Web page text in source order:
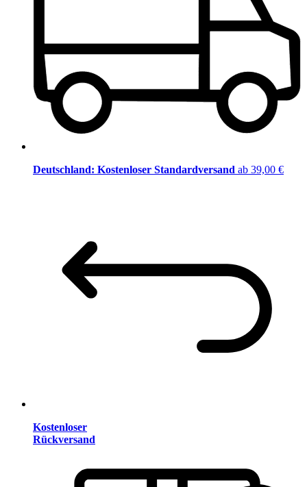
Deutschland: Kostenloser Standardversand ab 39,00 €
Kostenloser
Rückversand